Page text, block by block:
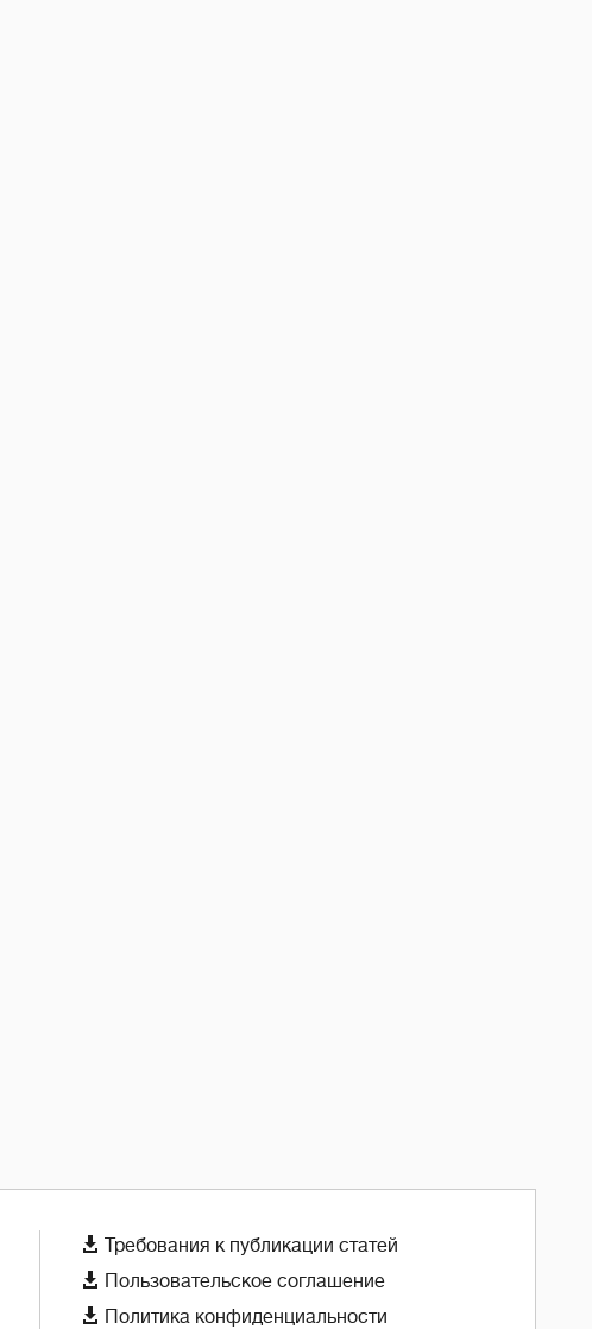
 Требования к публикации статей
 Пользовательское соглашение
 Политика конфиденциальности